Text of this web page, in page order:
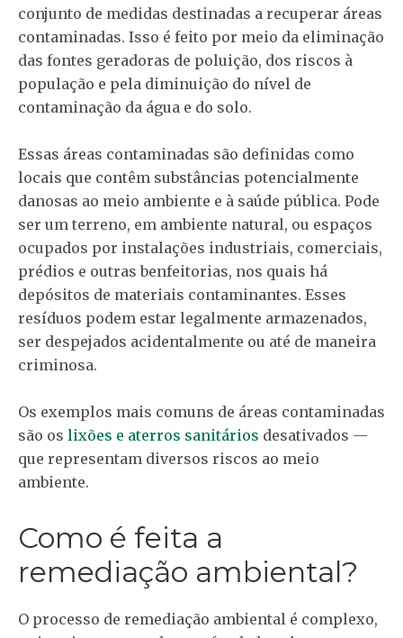
conjunto de medidas destinadas a recuperar áreas
contaminadas. Isso é feito por meio da eliminação
das fontes geradoras de poluição, dos riscos à
população e pela diminuição do nível de
contaminação da água e do solo.
Essas áreas contaminadas são definidas como
locais que contêm substâncias potencialmente
danosas ao meio ambiente e à saúde pública. Pode
ser um terreno, em ambiente natural, ou espaços
ocupados por instalações industriais, comerciais,
prédios e outras benfeitorias, nos quais há
depósitos de materiais contaminantes. Esses
resíduos podem estar legalmente armazenados,
ser despejados acidentalmente ou até de maneira
criminosa.
Os exemplos mais comuns de áreas contaminadas
são os lixões e aterros sanitários desativados —
que representam diversos riscos ao meio
ambiente.
Como é feita a
remediação ambiental?
O processo de remediação ambiental é complexo,